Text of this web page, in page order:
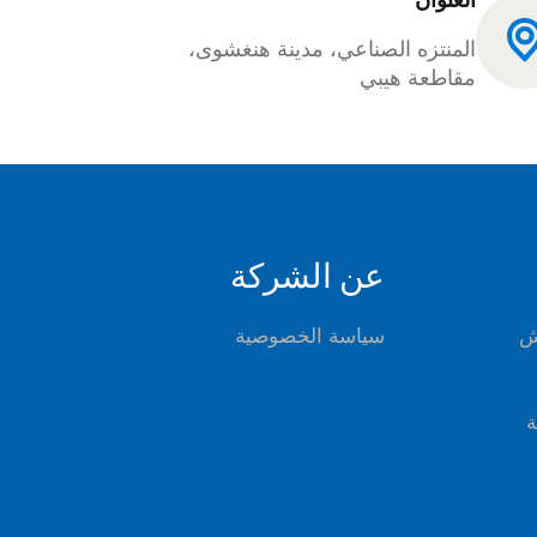
المنتزه الصناعي، مدينة هنغشوى،
مقاطعة هيبي
عن الشركة
سياسة الخصوصية